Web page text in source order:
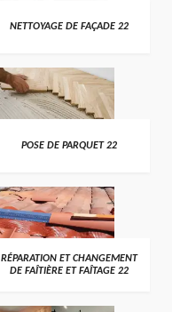
NETTOYAGE DE FAÇADE 22
POSE DE PARQUET 22
RÉPARATION ET CHANGEMENT
DE FAÎTIÈRE ET FAÎTAGE 22